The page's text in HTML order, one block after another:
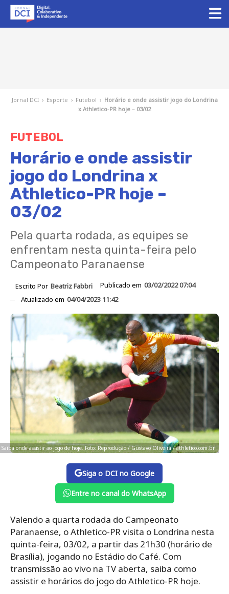
Jornal DCI › Esporte › Futebol › Horário e onde assistir jogo do Londrina
x Athletico-PR hoje – 03/02
FUTEBOL
Horário e onde assistir
jogo do Londrina x
Athletico-PR hoje –
03/02
Pela quarta rodada, as equipes se
enfrentam nesta quinta-feira pelo
Campeonato Paranaense
Escrito Por Beatriz Fabbri Publicado em 03/02/2022 07:04
Atualizado em 04/04/2023 11:42
Saiba onde assistir ao jogo de hoje. Foto: Reprodução / Gustavo Oliveira / athletico.com.br
Siga o DCI no Google
Entre no canal do WhatsApp
Valendo a quarta rodada do Campeonato
Paranaense, o Athletico-PR visita o Londrina nesta
quinta-feira, 03/02, a partir das 21h30 (horário de
Brasília), jogando no Estádio do Café. Com
transmissão ao vivo na TV aberta, saiba como
assistir e horários do jogo do Athletico-PR hoje.